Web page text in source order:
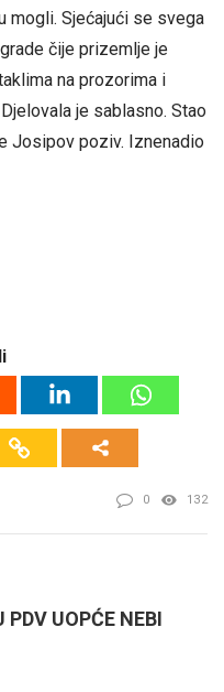
mogli. Sjećajući se svega
čije prizemlje je
na prozorima i
je sablasno. Stao
Josipov poziv. Iznenadio
0 132
PDV UOPĆE NEBI